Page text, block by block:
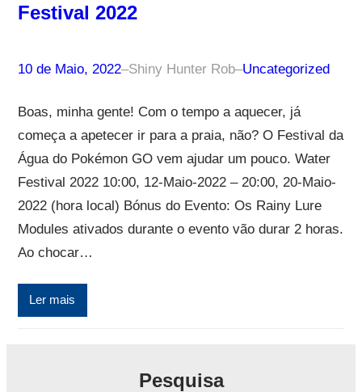
Festival 2022
10 de Maio, 2022–Shiny Hunter Rob–Uncategorized
Boas, minha gente! Com o tempo a aquecer, já
começa a apetecer ir para a praia, não? O Festival da
Água do Pokémon GO vem ajudar um pouco. Water
Festival 2022 10:00, 12-Maio-2022 – 20:00, 20-Maio-
2022 (hora local) Bónus do Evento: Os Rainy Lure
Modules ativados durante o evento vão durar 2 horas.
Ao chocar…
Ler mais
Pesquisa